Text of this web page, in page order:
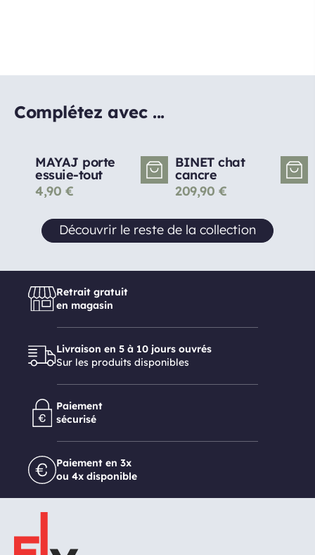
Complétez avec ...
MAYAJ porte
essuie-tout
4,90 €
BINET chat
cancre
209,90 €
Découvrir le reste de la collection
Retrait gratuit
en magasin
Livraison en 5 à 10 jours ouvrés
Sur les produits disponibles
Paiement
sécurisé
Paiement en 3x
ou 4x disponible